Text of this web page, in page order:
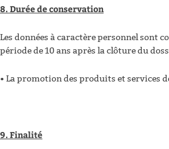
8. Durée de conservation
Les données à caractère personnel sont
période de 10 ans après la clôture du
• La promotion des produits et services
9. Finalité